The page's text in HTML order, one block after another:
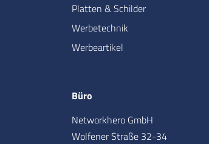
Platten & Schilder
Werbetechnik
Werbeartikel
Büro
Networkhero GmbH
Wolfener Straße 32-34